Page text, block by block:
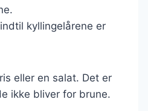
kyllingelårene er
eller en salat. Det er
ikke bliver for brune.